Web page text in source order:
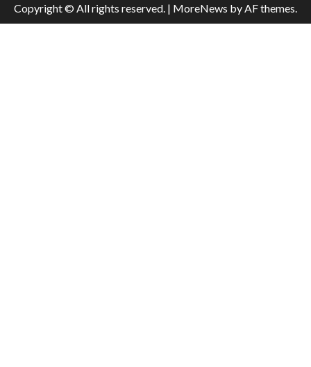
Copyright © All rights reserved. | MoreNews by AF themes.